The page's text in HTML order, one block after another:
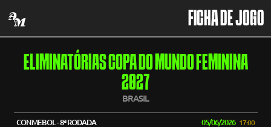
FICHA DE JOGO
ELIMINATÓRIAS COPA DO MUNDO FEMININA
2027
BRASIL
CONMEBOL - 8ª RODADA 05/06/2026 17:00